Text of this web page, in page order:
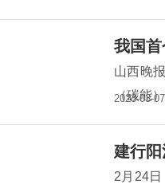
我国
山西晚
（碳能
2023-03-
建行
2月24